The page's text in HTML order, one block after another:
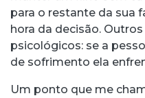
para o restante da sua
hora da decisão.
psicológicos: se a
de sofrimento ela
Um ponto que me